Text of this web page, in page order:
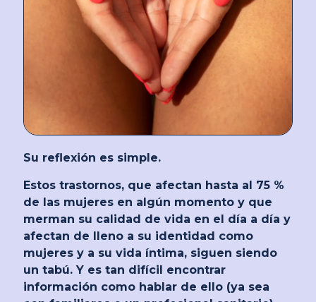
Su reflexión es simple.
Estos trastornos, que afectan hasta al 75 %
de las mujeres en algún momento y que
merman su calidad de vida en el día a día y
afectan de lleno a su identidad como
mujeres y a su vida íntima, siguen siendo
un tabú. Y es tan difícil encontrar
información como hablar de ello (ya sea